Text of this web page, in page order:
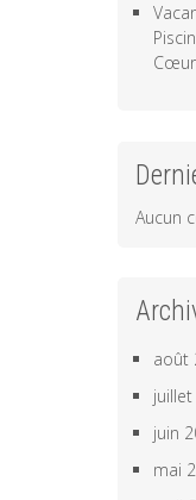
Aucun
août
juin
mai